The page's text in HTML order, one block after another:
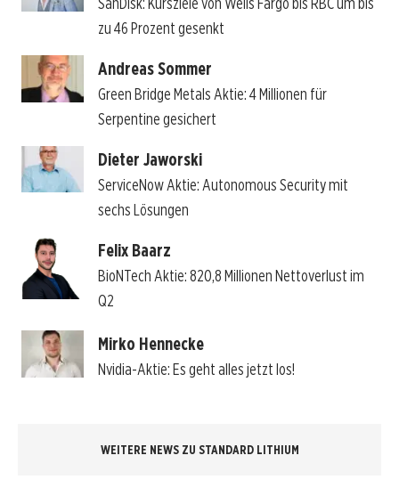
zu 46 Prozent gesenkt
Andreas Sommer
Green Bridge Metals Aktie: 4 Millionen für
Serpentine gesichert
Dieter Jaworski
ServiceNow Aktie: Autonomous Security mit
sechs Lösungen
Felix Baarz
BioNTech Aktie: 820,8 Millionen Nettoverlust im
Q2
Mirko Hennecke
Nvidia-Aktie: Es geht alles jetzt los!
WEITERE NEWS ZU STANDARD LITHIUM